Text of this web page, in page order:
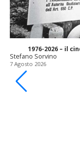
1976-2026 – il
Stefano Sorvino
7 Agosto 2026